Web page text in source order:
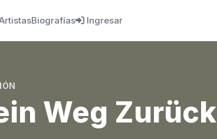
Biografías Ingresar
Weg Zurück